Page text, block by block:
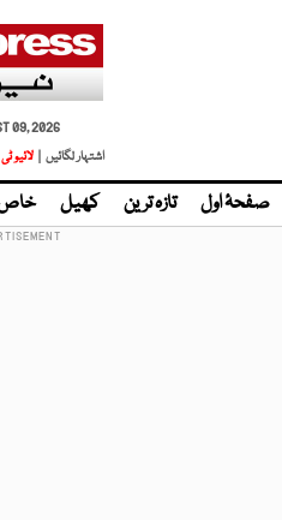
09, 2026
اشتہار لگائیں |
لائیو
صفحۂ اول تازہ ترین کھیل خاص